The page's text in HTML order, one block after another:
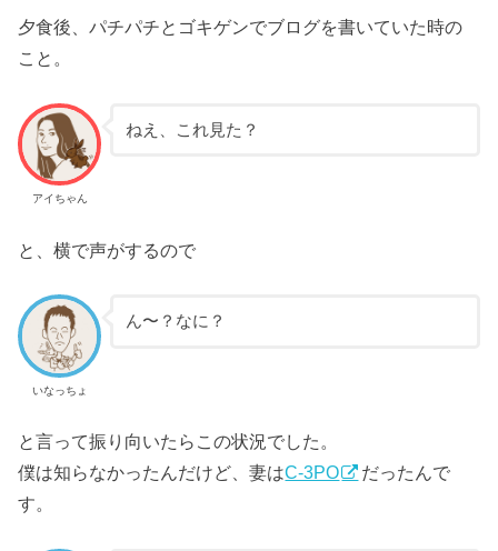
夕食後、パチパチとゴキゲンでブログを書いていた時の
こと。
アイちゃん
ねえ、これ見た？
と、横で声がするので
いなっちょ
ん〜？なに？
と言って振り向いたらこの状況でした。
僕は知らなかったんだけど、妻はC-3PO
だったんで
す。